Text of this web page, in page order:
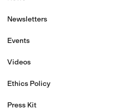
Newsletters
Events
Videos
Ethics Policy
Press Kit